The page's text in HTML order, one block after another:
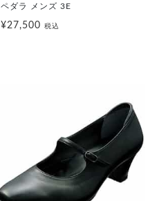
ペダラ メンズ 3E
¥27,500 税込